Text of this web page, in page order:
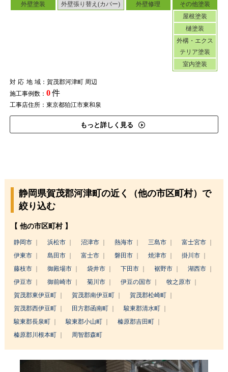
外壁塗装 外壁張り替え(カバー) 外壁修理
その他塗装
屋根塗装
樋塗装
外構・エクス
テリア塗装
室内塗装
対応地域：賀茂郡河津町 周辺
施工事例数： 0件
工事店住所：東京都狛江市東和泉
もっと詳しく見る
静岡県賀茂郡河津町の近く（他の市区町村）で
絞り込む
【 他の市区町村 】
静岡市 浜松市 沼津市 熱海市 三島市
富士宮市
伊東市
島田市 富士市 磐田市 焼津市
掛川市
藤枝市
御殿場市 袋井市 下田市 裾野市
湖西市
伊豆市
御前崎市 菊川市 伊豆の国市
牧之原市
賀茂郡東伊豆町
賀茂郡南伊豆町
賀茂郡松崎町
賀茂郡西伊豆町
田方郡函南町
駿東郡清水町
駿東郡長泉町
駿東郡小山町
榛原郡吉田町
榛原郡川根本町
周智郡森町